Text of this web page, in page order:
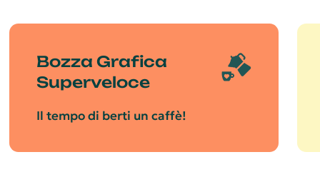
Bozza Grafica
Superveloce
Il tempo di berti un caffè!